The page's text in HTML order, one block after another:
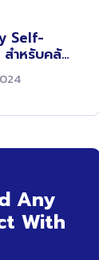
Self-
ำหรับคลัง
Any
With